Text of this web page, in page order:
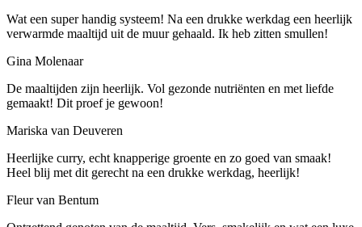
Wat een super handig systeem! Na een drukke werkdag een heerlijk
verwarmde maaltijd uit de muur gehaald. Ik heb zitten smullen!
Gina Molenaar
De maaltijden zijn heerlijk. Vol gezonde nutriënten en met liefde
gemaakt! Dit proef je gewoon!
Mariska van Deuveren
Heerlijke curry, echt knapperige groente en zo goed van smaak!
Heel blij met dit gerecht na een drukke werkdag, heerlijk!
Fleur van Bentum